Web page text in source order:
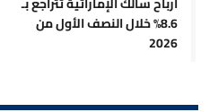
8.6% خلال النصف الأول من
2026